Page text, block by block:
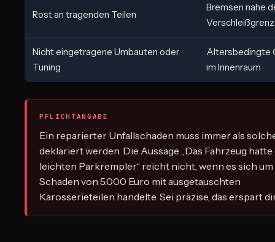
Rost an tragenden Teilen
Bremsen nahe
Nicht eingetragene Umbauten oder
Tuning
Altersbedingte
im Innenraum
PFLICHTANGABE
Ein reparierter Unfallschaden muss immer als
deklariert werden. Die Aussage „Das Fahrzeug
leichten Parkrempler“ reicht nicht, wenn es sich
Schaden von 5.000 Euro mit ausgetauschten
Karosserieteilen handelte. Sei präzise, das erspart